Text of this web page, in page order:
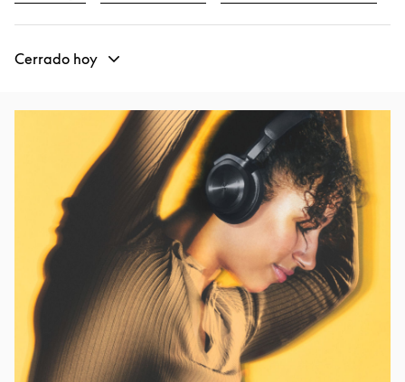
Cerrado hoy
Imagen del evento